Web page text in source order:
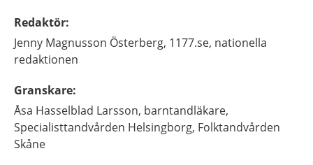
Redaktör:
Jenny Magnusson Österberg, 1177.se, nationella
redaktionen
Granskare:
Åsa Hasselblad Larsson, barntandläkare,
Specialisttandvården Helsingborg, Folktandvården
Skåne